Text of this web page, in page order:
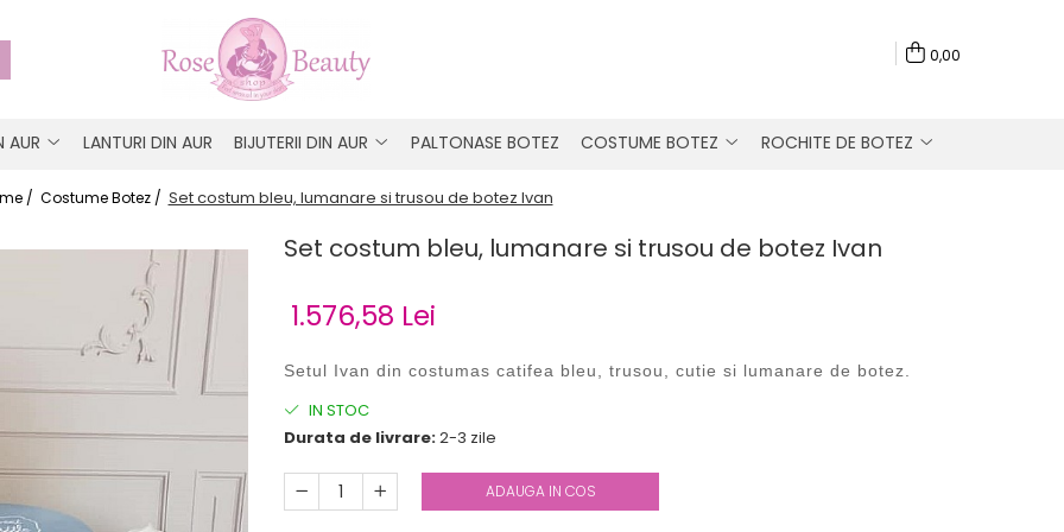
0,00
AUR LANTURI DIN AUR BIJUTERII DIN AUR PALTONASE BOTEZ COSTUME BOTEZ ROCHITE DE BOTEZ
/ Costume Botez / Set costum bleu, lumanare si trusou de botez Ivan
Set costum bleu, lumanare si trusou de botez Ivan
1.576,58 Lei
Setul Ivan din costumas catifea bleu , trusou, cutie si lumanare de botez.
IN STOC
Durata de livrare:2-3 zile
ADAUGA IN COS